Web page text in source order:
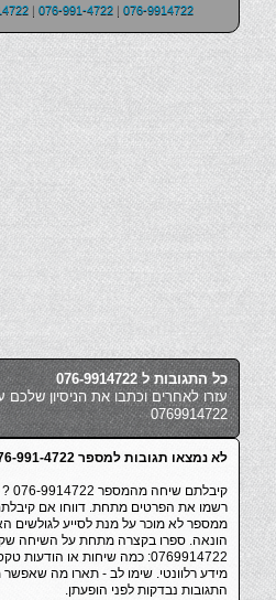
| 076-991-4722| 076-9914722
כל התגובות ל 076-9914722
עזרו לאחרים וכתבו את הניסיון שלכם
0769914722
לא נמצאו תגובות למספר 076-991-4722
קיבלתם שיחה מהמספר 076-9914722 ?
רשמו את הפרטים מתחת. דווחו אם
ממספר לא מוכר על מנת לסייע לגולשים
הונאה. ספרו בקצרה מתחת על השיחה
0769914722: כמה שיחות או
מידע רלוונטי. שימו לב - תארו מה
התגובות נבדקות לפני הופעתן.